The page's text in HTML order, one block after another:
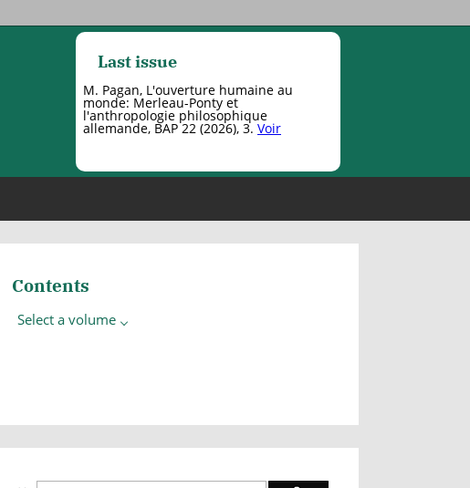
Last issue
M. Pagan, L'ouverture humaine au
monde: Merleau-Ponty et
l'anthropologie philosophique
allemande, BAP 22 (2026), 3. Voir
Contents
Select a volume